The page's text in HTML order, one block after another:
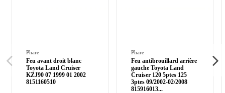
Phare
Feu avant droit blanc
Toyota Land Cruiser
KZJ90 07 1999 01 2002
8151160510
Phare
Feu antibrouillard arrière
gauche Toyota Land
Cruiser 120 5ptes 125
3ptes 09/2002-02/2008
815916013...